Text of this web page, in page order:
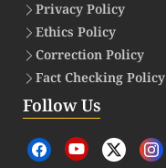
Privacy Policy
Ethics Policy
Correction Policy
Fact Checking Policy
Follow Us